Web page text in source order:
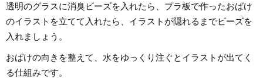
透明のグラスに消臭ビーズを入れたら、プラ板で作ったおばけ
のイラストを立てて入れたら、イラストが隠れるまでビーズを
入れましょう。
おばけの向きを整えて、水をゆっくり注ぐとイラストが出てく
る仕組みです。